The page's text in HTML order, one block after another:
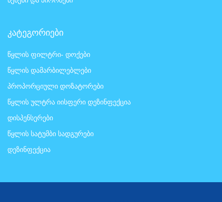
კატეგორიები
წყლის ფილტრი- დოქები
წყლის დამარბილებლები
პროპორციული დოზატორები
წყლის ულტრა იისფერი დეზინფექცია
დისპენსერები
წყლის სატუმბი სადგურები
დეზინფექცია